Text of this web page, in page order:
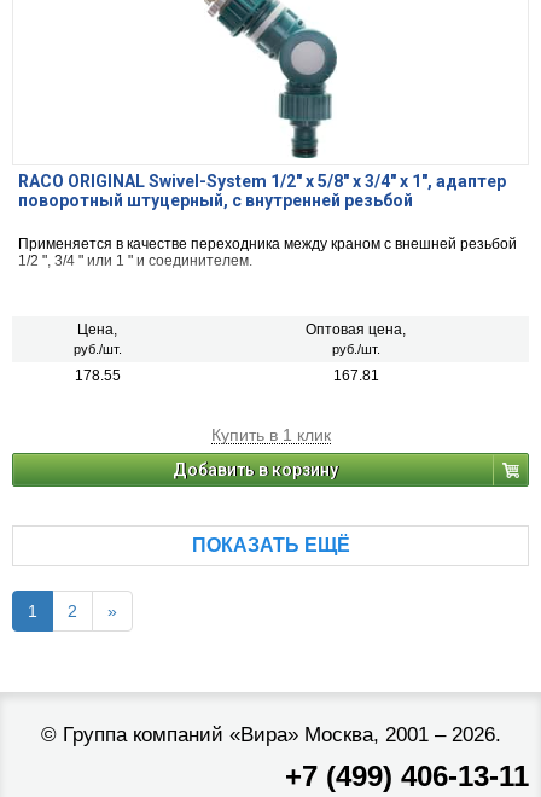
RACO ORIGINAL Swivel-System 1/2" x 5/8" x 3/4" x 1", адаптер
поворотный штуцерный, с внутренней резьбой
Применяется в качестве переходника между краном с внешней резьбой
1/2 ", 3/4 " или 1 " и соединителем.
Цена,
руб./шт.
Оптовая цена,
руб./шт.
178.55 167.81
Купить в 1 клик
Добавить в корзину
ПОКАЗАТЬ ЕЩЁ
1 2 »
© Группа компаний «Вира»Москва, 2001 – 2026.
+7 (499) 406-13-11